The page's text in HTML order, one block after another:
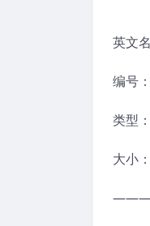
英文
编号
类型
大小